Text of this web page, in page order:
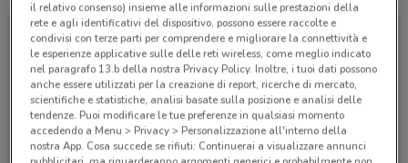
il relativo consenso) insieme alle informazioni sulle prestazioni della
rete e agli identificativi del dispositivo, possono essere raccolte e
condivisi con terze parti per comprendere e migliorare la connettività e
le esperienze applicative sulle delle reti wireless, come meglio indicato
nel paragrafo 13.b della nostra Privacy Policy. Inoltre, i tuoi dati possono
anche essere utilizzati per la creazione di report, ricerche di mercato,
scientifiche e statistiche, analisi basate sulla posizione e analisi delle
tendenze. Puoi modificare le tue preferenze in qualsiasi momento
accedendo a Menu > Privacy > Personalizzazione all'interno della
nostra App. Cosa succede se rifiuti: Continuerai a visualizzare annunci